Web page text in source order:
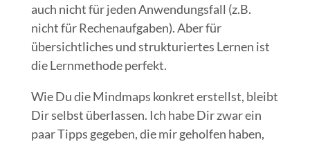
auch nicht für jeden Anwendungsfall (z.B.
nicht für Rechenaufgaben). Aber für
übersichtliches und strukturiertes Lernen ist
die Lernmethode perfekt.
Wie Du die Mindmaps konkret erstellst, bleibt
Dir selbst überlassen. Ich habe Dir zwar ein
paar Tipps gegeben, die mir geholfen haben,